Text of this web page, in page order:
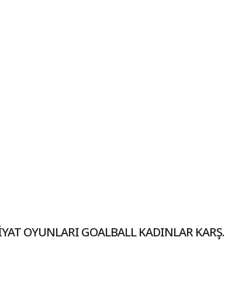
OYUNLARI GOALBALL KADINLAR KARŞ.